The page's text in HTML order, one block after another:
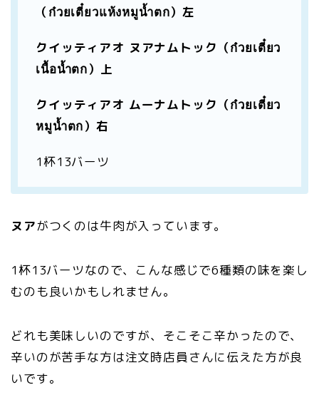
（ก๋วยเตี๋ยวแห้งหมูน้ำตก）左
クイッティアオ ヌアナムトック（ก๋วยเตี๋ยว
เนื้อน้ำตก）上
クイッティアオ ムーナムトック（ก๋วยเตี๋ยว
หมูน้ำตก）右
1杯13バーツ
ヌアがつくのは牛肉が入っています。
1杯13バーツなので、こんな感じで6種類の味を楽し
むのも良いかもしれません。
どれも美味しいのですが、そこそこ辛かったので、
辛いのが苦手な方は注文時店員さんに伝えた方が良
いです。